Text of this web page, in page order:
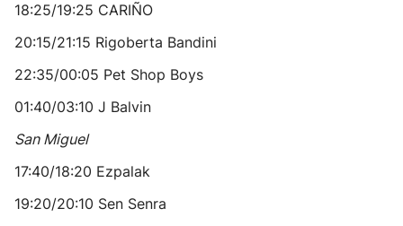
18:25/19:25 CARIÑO
20:15/21:15 Rigoberta Bandini
22:35/00:05 Pet Shop Boys
01:40/03:10 J Balvin
San Miguel
17:40/18:20 Ezpalak
19:20/20:10 Sen Senra